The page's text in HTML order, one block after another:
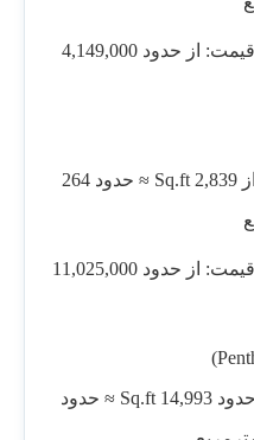
شروع قیمت: از حدود 4,149,000
متراژ: از 2,839 Sq.ft ≈ حدود 264
شروع قیمت: از حدود 11,025,000
متراژ: حدود 14,993 Sq.ft ≈ حدود